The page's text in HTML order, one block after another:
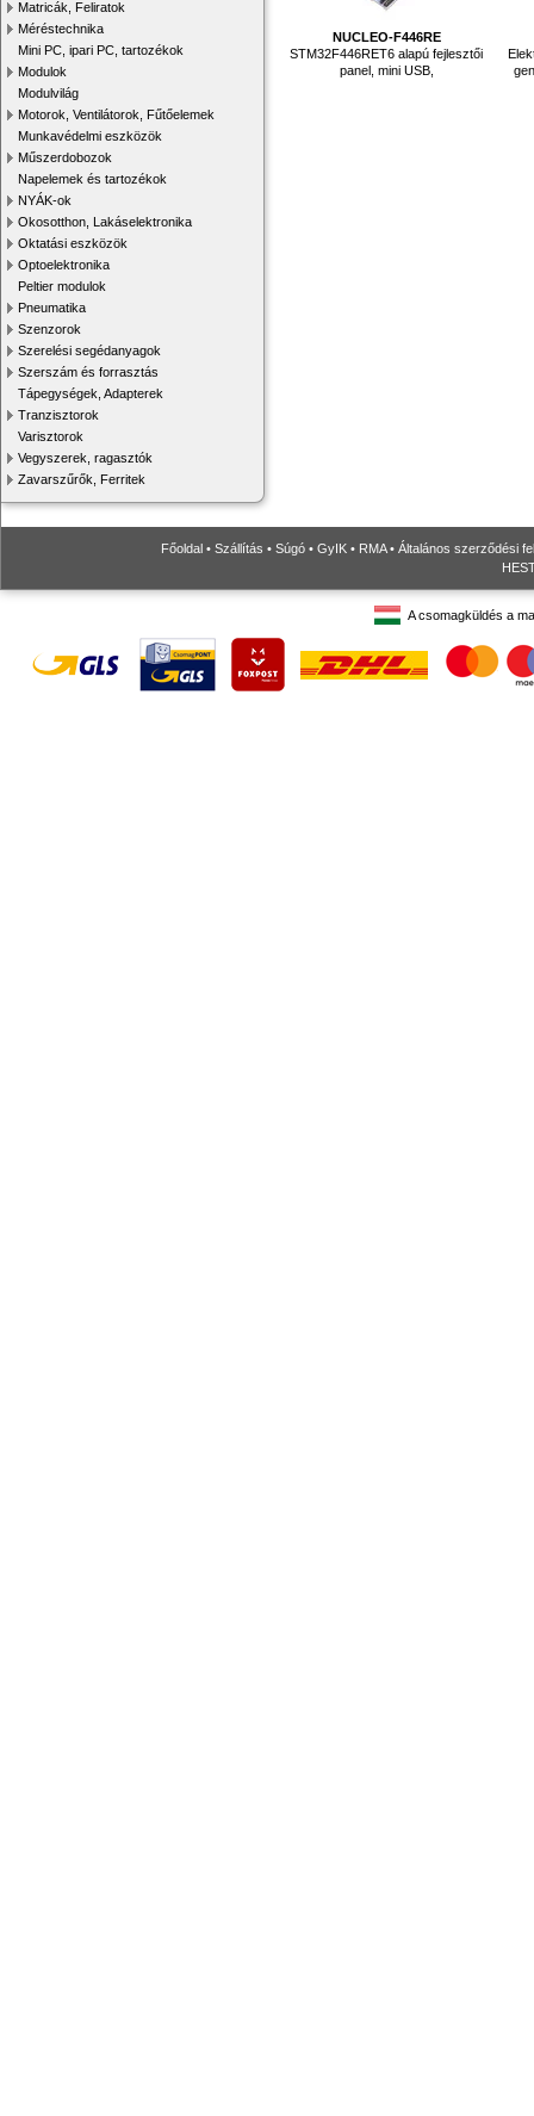
Matricák, Feliratok
Méréstechnika
Mini PC, ipari PC, tartozékok
Modulok
Modulvilág
Motorok, Ventilátorok, Fűtőelemek
Munkavédelmi eszközök
Műszerdobozok
Napelemek és tartozékok
NYÁK-ok
Okosotthon, Lakáselektronika
Oktatási eszközök
Optoelektronika
Peltier modulok
Pneumatika
Szenzorok
Szerelési segédanyagok
Szerszám és forrasztás
Tápegységek, Adapterek
Tranzisztorok
Varisztorok
Vegyszerek, ragasztók
Zavarszűrők, Ferritek
NUCLEO-F446RE
STM32F446RET6 alapú fejlesztői
panel, mini USB,
Főoldal • Szállítás • Súgó • GyIK • RMA• Általános szerződési
A csomagküldés a